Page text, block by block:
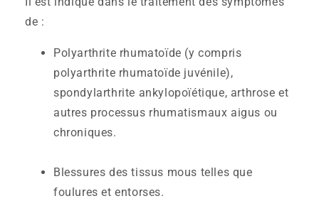
de :
Polyarthrite rhumatoïde (y compris
polyarthrite rhumatoïde juvénile),
spondylarthrite ankylopoïétique, arthrose et
autres processus rhumatismaux aigus ou
chroniques.
Blessures des tissus mous telles que
foulures et entorses.